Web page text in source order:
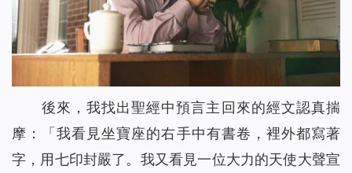
後來，我找出聖經中預言主回來的經文認真揣
摩：「我看見坐寶座的右手中有書卷，裡外都寫著
字，用七印封嚴了。我又看見一位大力的天使大聲宣